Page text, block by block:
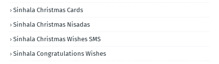
Sinhala Christmas Cards
Sinhala Christmas Nisadas
Sinhala Christmas Wishes SMS
Sinhala Congratulations Wishes